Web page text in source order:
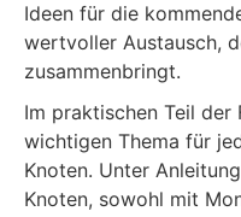
Ideen für die
wertvoller Austausch,
zusammenbringt.
Im praktischen Teil der
wichtigen Thema für
Knoten. Unter
Knoten, sowohl mit